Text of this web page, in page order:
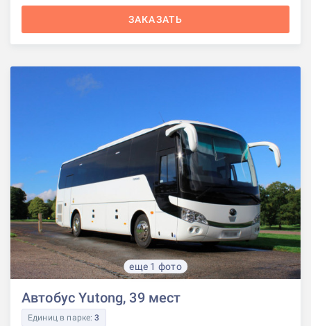
ЗАКАЗАТЬ
еще 1 фото
Автобус Yutong, 39 мест
Единиц в парке:3